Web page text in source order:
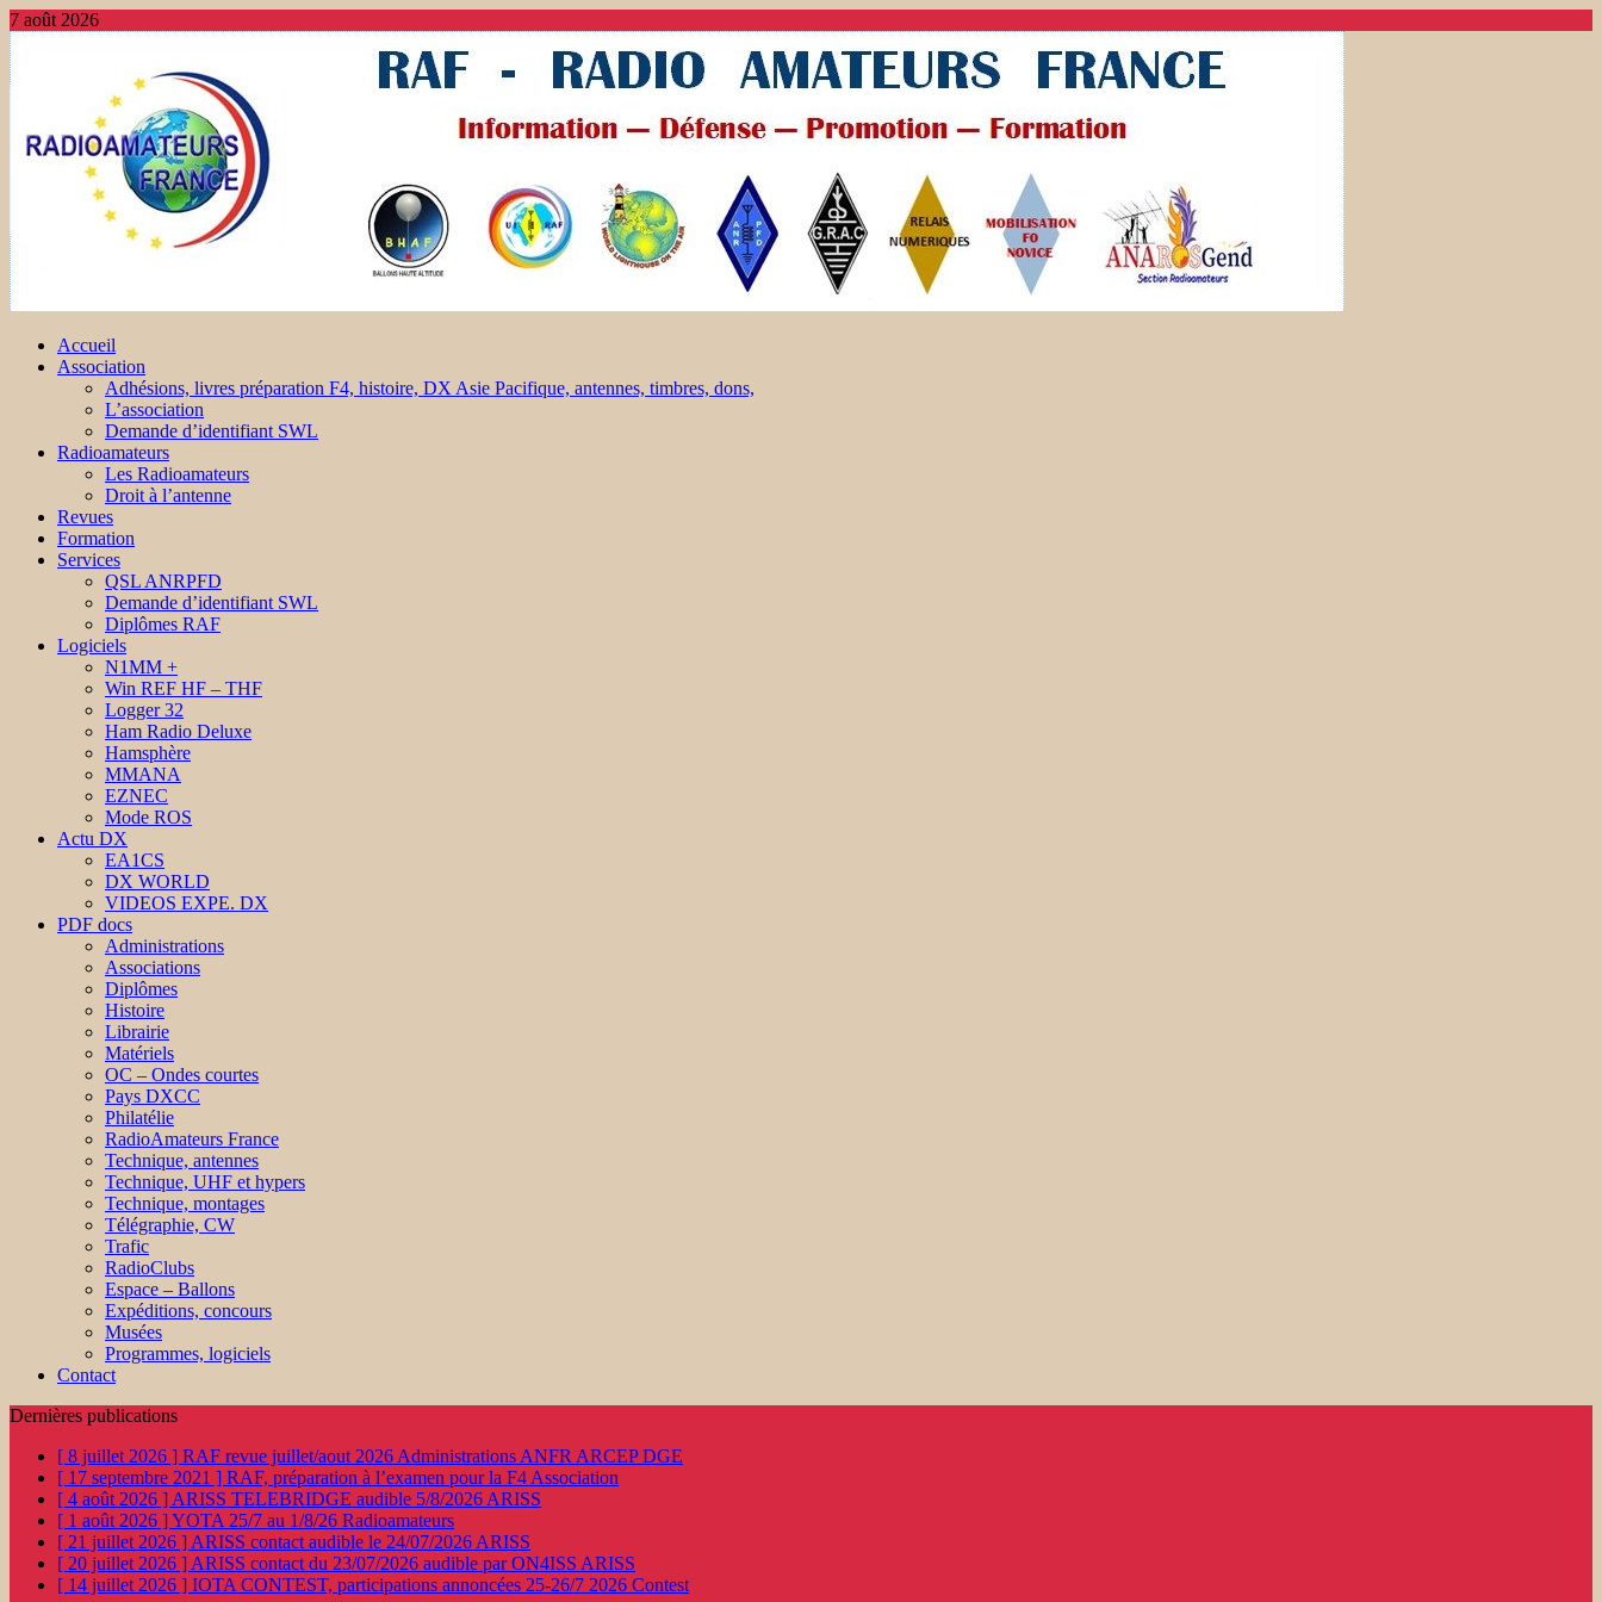
7 août 2026
Accueil
Association
Adhésions, livres préparation F4, histoire, DX Asie Pacifique, antennes, timbres, dons,
L’association
Demande d’identifiant SWL
Radioamateurs
Les Radioamateurs
Droit à l’antenne
Revues
Formation
Services
QSL ANRPFD
Demande d’identifiant SWL
Diplômes RAF
Logiciels
N1MM +
Win REF HF – THF
Logger 32
Ham Radio Deluxe
Hamsphère
MMANA
EZNEC
Mode ROS
Actu DX
EA1CS
DX WORLD
VIDEOS EXPE. DX
PDF docs
Administrations
Associations
Diplômes
Histoire
Librairie
Matériels
OC – Ondes courtes
Pays DXCC
Philatélie
RadioAmateurs France
Technique, antennes
Technique, UHF et hypers
Technique, montages
Télégraphie, CW
Trafic
RadioClubs
Espace – Ballons
Expéditions, concours
Musées
Programmes, logiciels
Contact
Dernières publications
[ 8 juillet 2026 ] RAF revue juillet/aout 2026 Administrations ANFR ARCEP DGE
[ 17 septembre 2021 ] RAF, préparation à l’examen pour la F4 Association
[ 4 août 2026 ] ARISS TELEBRIDGE audible 5/8/2026 ARISS
[ 1 août 2026 ]YOTA 25/7 au 1/8/26 Radioamateurs
[ 21 juillet 2026 ] ARISS contact audible le 24/07/2026 ARISS
[ 20 juillet 2026 ] ARISS contact du 23/07/2026 audible par ON4ISS ARISS
[ 14 juillet 2026 ] IOTA CONTEST, participations annoncées 25-26/7 2026 Contest